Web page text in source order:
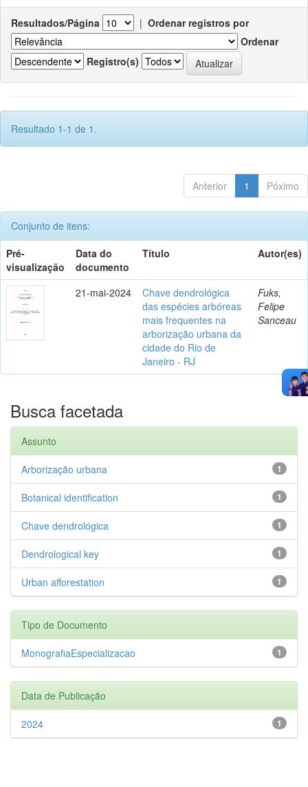
Resultados/Página | Ordenar registros por
Ordenar
Registro(s)
Resultado 1-1 de 1.
Anterior 1 Póximo
Conjunto de itens:
Pré-
visualização
Data do
documento
Título Autor(es)
21-mai-2024
Chave dendrológica
das espécies arbóreas
mais frequentes na
arborização urbana da
cidade do Rio de
Janeiro - RJ
Fuks,
Felipe
Sanceau
Busca facetada
Assunto
1
Arborização urbana
1
Botanical identification
1
Chave dendrológica
1
Dendrological key
1
Urban afforestation
Tipo de Documento
1
MonografiaEspecializacao
Data de Publicação
1
2024